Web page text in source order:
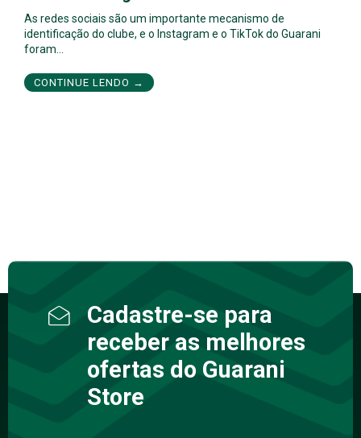
As redes sociais são um importante mecanismo de
identificação do clube, e o Instagram e o TikTok do Guarani
foram…
CONTINUE LENDO →
Cadastre-se para
receber as melhores
ofertas do Guarani
Store